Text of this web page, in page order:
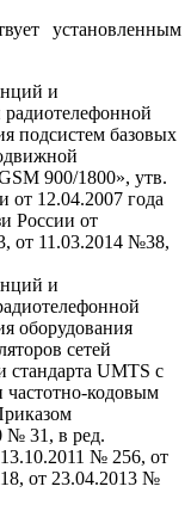
установленным
и
подсистем базовых
900/1800», утв.
12.04.2007 года
России от
от 11.03.2014 №38,
и
оборудования
сетей
стандарта UMTS с
кодовым
№ 31, в ред.
№ 256, от
от 23.04.2013 №